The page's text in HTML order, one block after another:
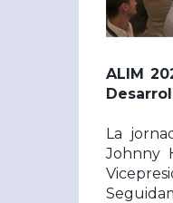
ALIM
La
Johnny